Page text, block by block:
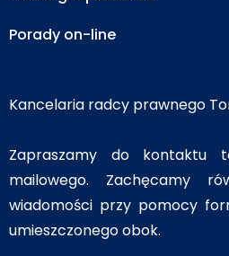
Porady on-line
Kancelaria radcy prawnego
Zapraszamy do kontaktu
mailowego. Zachęcamy
wiadomości przy pomocy
umieszczonego obok.